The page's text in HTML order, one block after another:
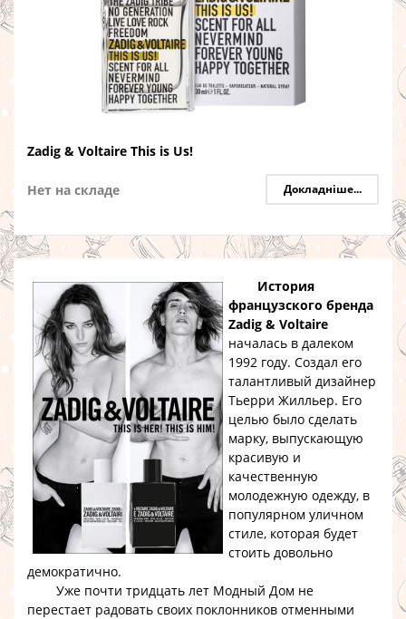
Zadig & Voltaire This is Us!
Нет на складе Докладніше...
История
французского бренда
Zadig & Voltaire
началась в далеком
1992 году. Создал его
талантливый дизайнер
Тьерри Жилльер. Его
целью было сделать
марку, выпускающую
красивую и
качественную
молодежную одежду, в
популярном уличном
стиле, которая будет
стоить довольно
демократично.
Уже почти тридцать лет Модный Дом не
перестает радовать своих поклонников отменными